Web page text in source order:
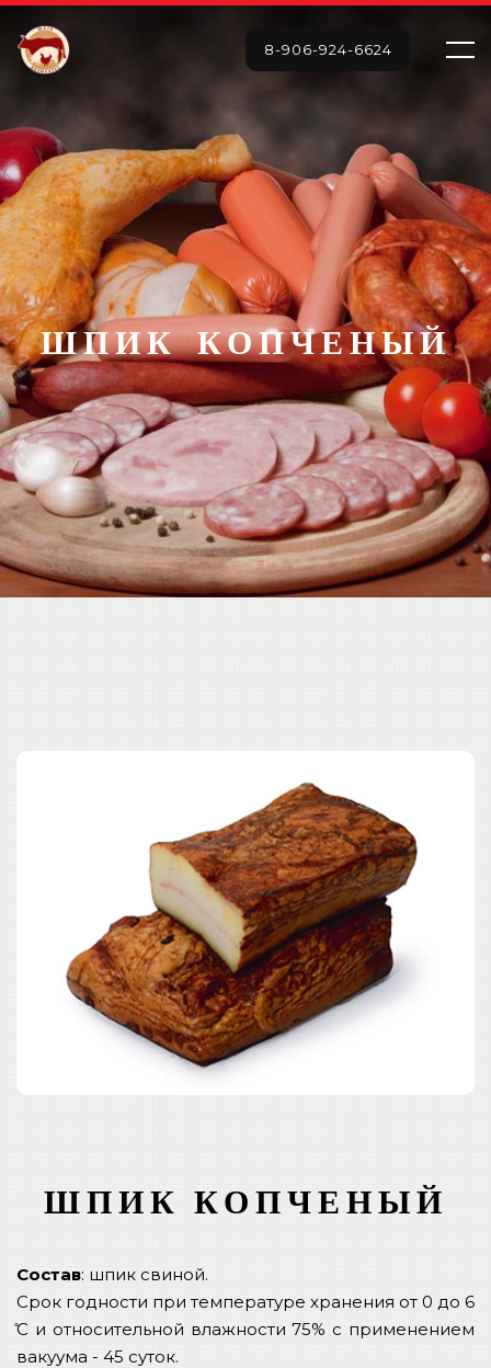
8-906-924-6624
ШПИК КОПЧЕНЫЙ
ШПИК КОПЧЕНЫЙ
Состав: шпик свиной.
Срок годности при температуре хранения от 0 до 6
̊С и относительной влажности 75% с применением
вакуума - 45 суток.